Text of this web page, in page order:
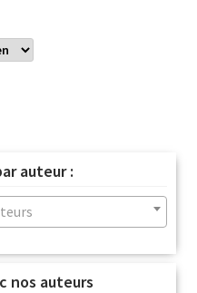
auteur :
nos auteurs